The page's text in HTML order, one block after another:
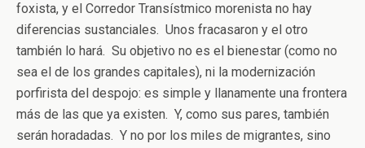
foxista, y el Corredor Transístmico morenista no hay
diferencias sustanciales. Unos fracasaron y el otro
también lo hará. Su objetivo no es el bienestar (como no
sea el de los grandes capitales), ni la modernización
porfirista del despojo: es simple y llanamente una frontera
más de las que ya existen. Y, como sus pares, también
serán horadadas. Y no por los miles de migrantes, sino